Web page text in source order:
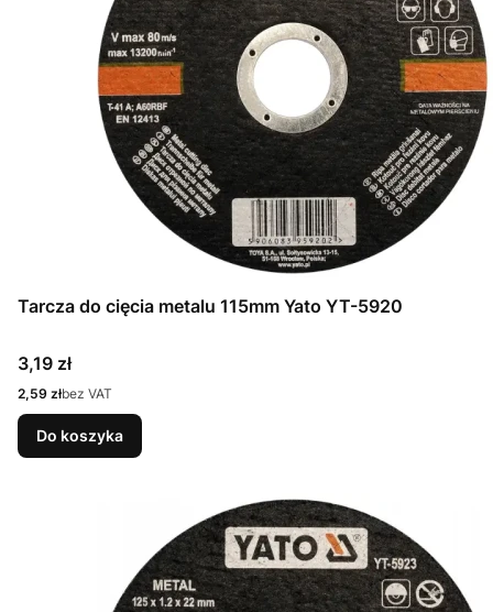
Tarcza do cięcia metalu 115mm Yato YT-5920
Cena
3,19 zł
Cena
2,59 złbez VAT
Do koszyka